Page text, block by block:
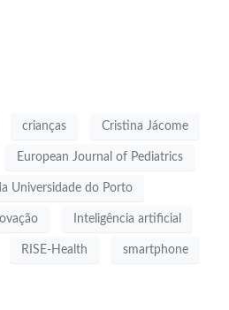
crianças Cristina Jácome
European Journal of Pediatrics
Universidade do Porto
Inteligência artificial
RISE-Health smartphone